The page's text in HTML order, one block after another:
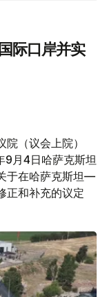
际口岸并实
（议会上院）
月4日哈萨克斯坦
于在哈萨克斯坦—
正和补充的议定